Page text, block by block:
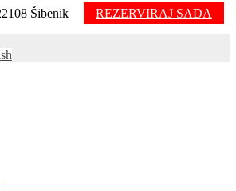
Šibenik
REZERVIRAJ SADA